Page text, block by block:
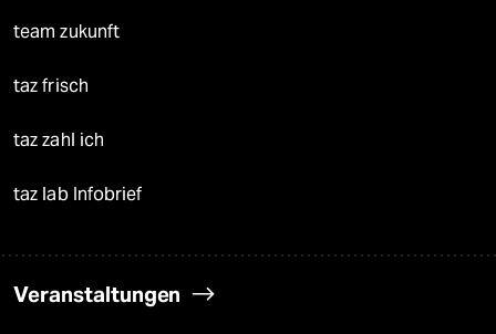
team zukunft
taz frisch
taz zahl ich
taz lab Infobrief
Veranstaltungen